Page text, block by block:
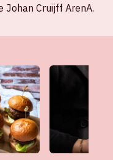
van Ajax Vrouwen?
van Ajax .
de
Johan Cruijff ArenA.